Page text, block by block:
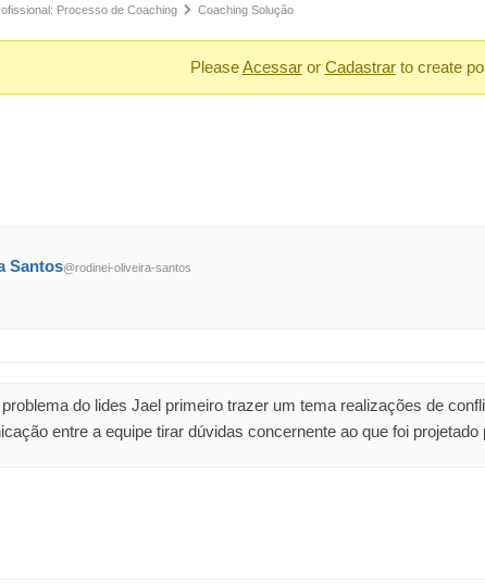
Processo de Coaching Coaching Solução
PleaseAcessaror Cadastrarto create
Santos@rodinei-oliveira-santos
do lides Jael primeiro trazer um tema realizações de
entre a equipe tirar dúvidas concernente ao que foi